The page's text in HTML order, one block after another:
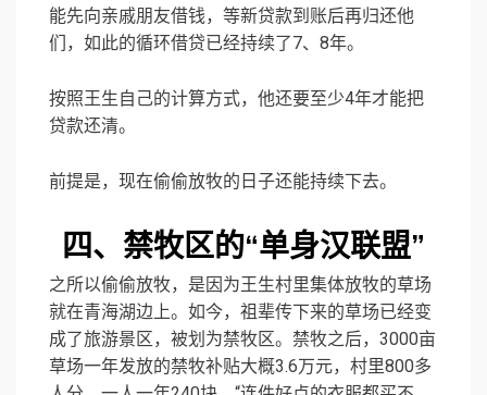
能先向亲戚朋友借钱，等新贷款到账后再归还他
们，如此的循环借贷已经持续了7、8年。
按照王生自己的计算方式，他还要至少4年才能把
贷款还清。
前提是，现在偷偷放牧的日子还能持续下去。
四、禁牧区的“单身汉联盟”
之所以偷偷放牧，是因为王生村里集体放牧的草场
就在青海湖边上。如今，祖辈传下来的草场已经变
成了旅游景区，被划为禁牧区。禁牧之后，3000亩
草场一年发放的禁牧补贴大概3.6万元，村里800多